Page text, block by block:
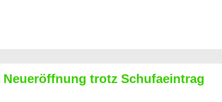
trotz Schufaeintrag